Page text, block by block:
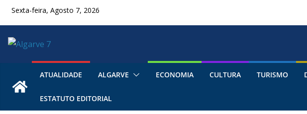
SkipSexta-feira, Agosto 7, 2026
ATUALIDADE ALGARVE ECONOMIA CULTURA TURISMO
ESTATUTO EDITORIAL